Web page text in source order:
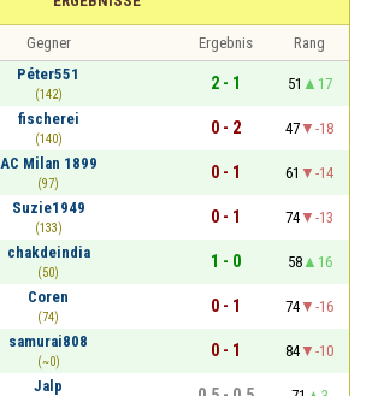
Gegner Ergebnis
Rang
Péter551
(142)
2 - 1 51
17
fischerei
(140)
0 - 2 47
-18
AC Milan 1899
(97)
0 - 1 61
-14
Suzie1949
(133)
0 - 1 74
-13
chakdeindia
(50)
1 - 0 58
16
Coren
(74)
0 - 1 74
-16
samurai808
(~0)
0 - 1 84
-10
Jalp